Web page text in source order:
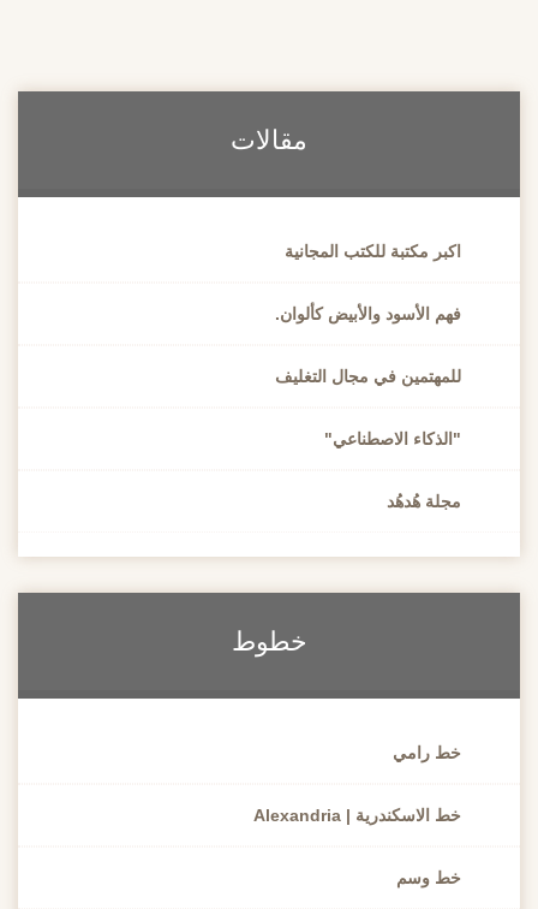
مقالات
اكبر مكتبة للكتب المجانية
فهم الأسود والأبيض كألوان.
للمهتمين في مجال التغليف
"الذكاء الاصطناعي"
مجلة هُدهُد
خطوط
خط رامي
خط الاسكندرية | Alexandria
خط وسم